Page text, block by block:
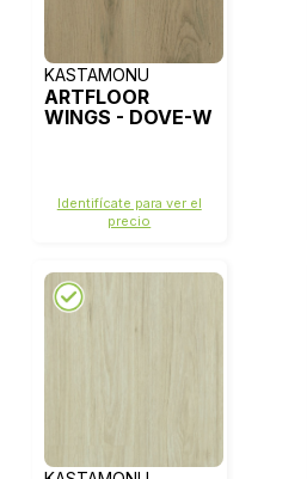
KASTAMONU
ARTFLOOR
WINGS - DOVE-W
Identifícate para ver el
precio